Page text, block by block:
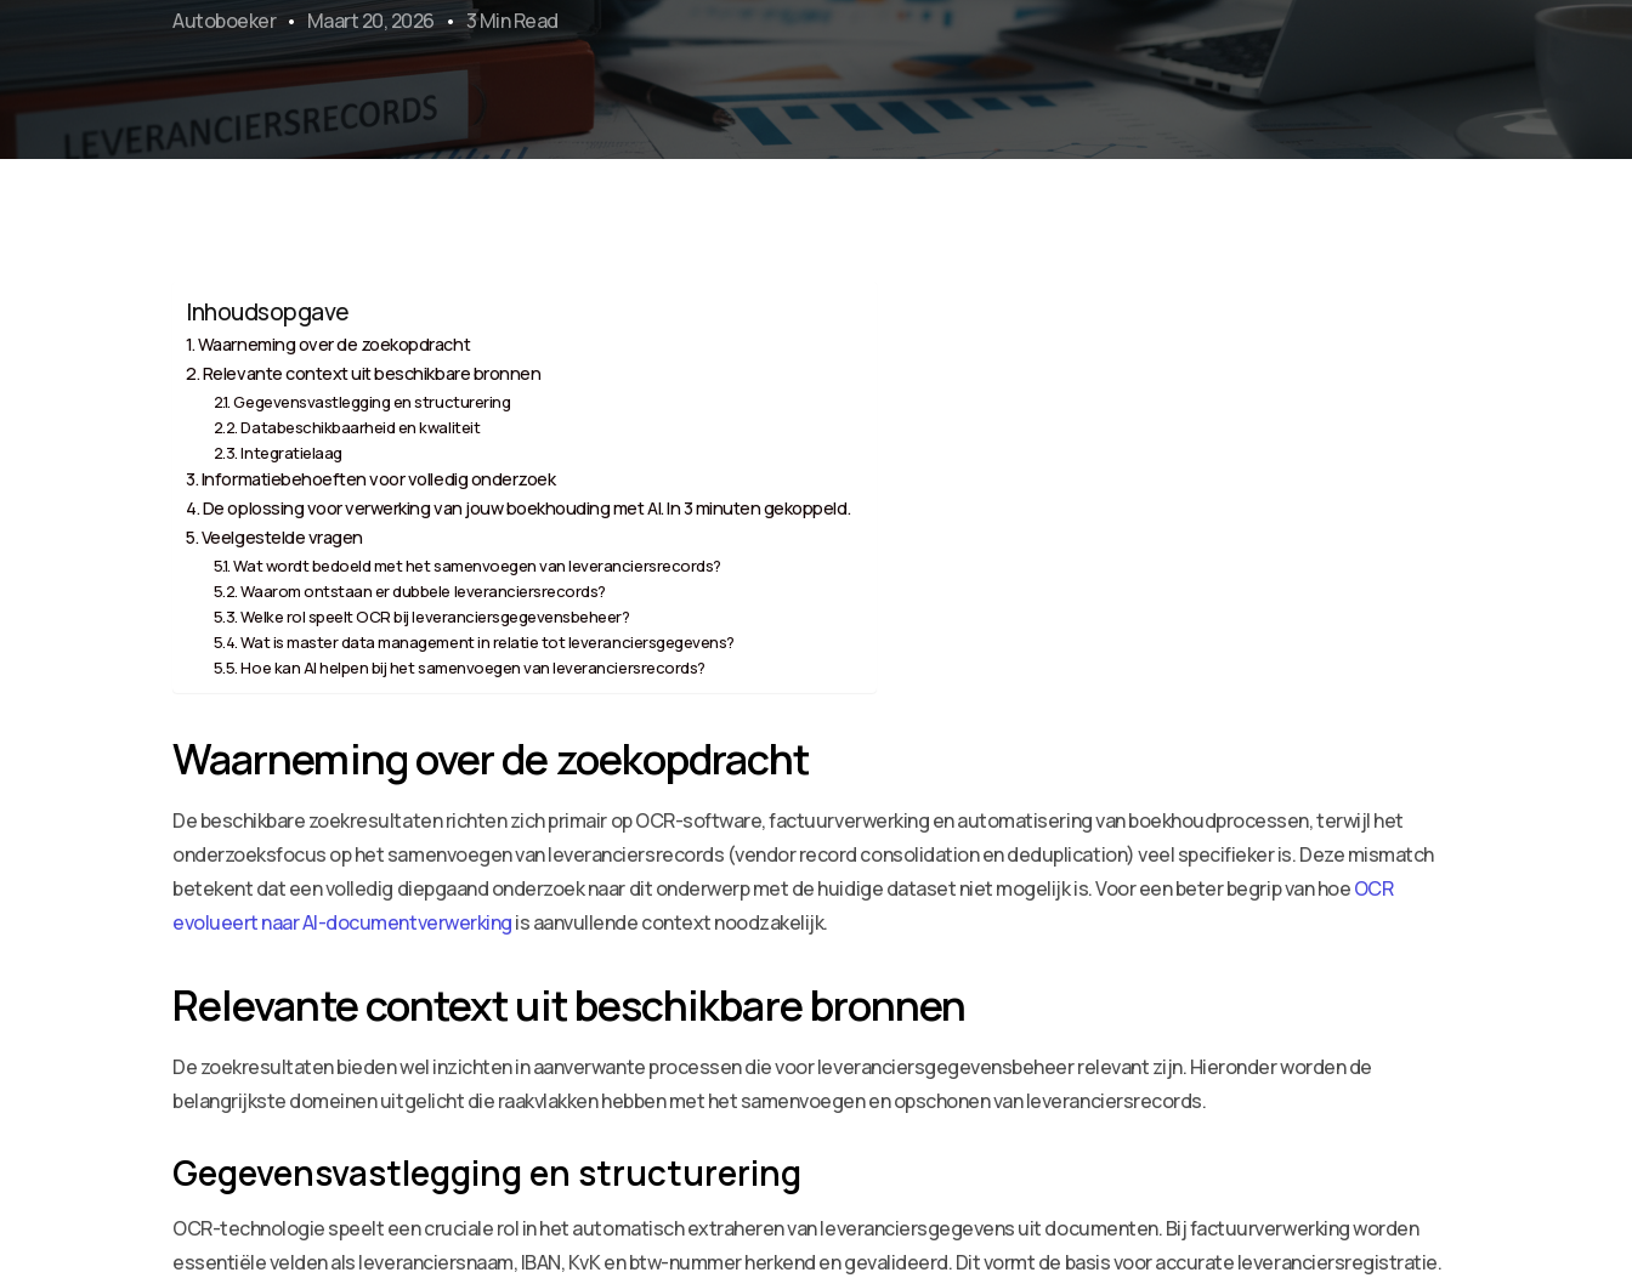
Autoboeker Maart 20, 2026 3 Min Read
Inhoudsopgave
Waarneming over de zoekopdracht
Relevante context uit beschikbare bronnen
Gegevensvastlegging en structurering
Databeschikbaarheid en kwaliteit
Integratielaag
Informatiebehoeften voor volledig onderzoek
De oplossing voor verwerking van jouw boekhouding met AI. In 3 minuten gekoppeld.
Veelgestelde vragen
Wat wordt bedoeld met het samenvoegen van leveranciersrecords?
Waarom ontstaan er dubbele leveranciersrecords?
Welke rol speelt OCR bij leveranciersgegevensbeheer?
Wat is master data management in relatie tot leveranciersgegevens?
Hoe kan AI helpen bij het samenvoegen van leveranciersrecords?
Waarneming over de zoekopdracht
De beschikbare zoekresultaten richten zich primair op OCR-software, factuurverwerking en automatisering van boekhoudprocessen, terwijl het
onderzoeksfocus op het samenvoegen van leveranciersrecords (vendor record consolidation en deduplication) veel specifieker is. Deze mismatch
betekent dat een volledig diepgaand onderzoek naar dit onderwerp met de huidige dataset niet mogelijk is. Voor een beter begrip van hoeOCR
evolueert naar AI-documentverwerkingis aanvullende context noodzakelijk.
Relevante context uit beschikbare bronnen
De zoekresultaten bieden wel inzichten in aanverwante processen die voor leveranciersgegevensbeheer relevant zijn. Hieronder worden de
belangrijkste domeinen uitgelicht die raakvlakken hebben met het samenvoegen en opschonen van leveranciersrecords.
Gegevensvastlegging en structurering
OCR-technologie speelt een cruciale rol in het automatisch extraheren van leveranciersgegevens uit documenten. Bij factuurverwerking worden
essentiële velden als leveranciersnaam, IBAN, KvK en btw-nummer herkend en gevalideerd. Dit vormt de basis voor accurate leveranciersregistratie.